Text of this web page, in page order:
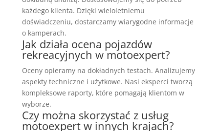
każdego klienta. Dzięki wieloletniemu
doświadczeniu, dostarczamy wiarygodne informacje
o kamperach.
Jak działa ocena pojazdów
rekreacyjnych w motoexpert?
Oceny opieramy na dokładnych testach. Analizujemy
aspekty techniczne i użytkowe. Nasi eksperci tworzą
kompleksowe raporty, które pomagają klientom w
wyborze.
Czy można skorzystać z usług
motoexpert w innych krajach?